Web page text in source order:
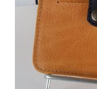
Pour acheter
Contact